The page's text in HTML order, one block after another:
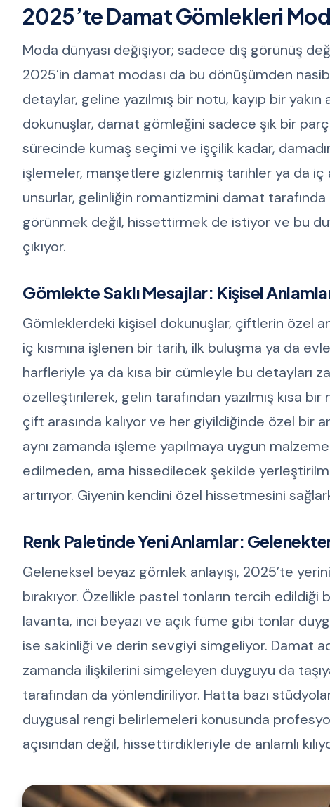
2025’te Damat Gömlekleri
Moda dünyası değişiyor; sadece dış görünüş
2025’in damat modası da bu dönüşümden
detaylar, geline yazılmış bir notu, kayıp bir yakın
dokunuşlar, damat gömleğini sadece şık bir
sürecinde kumaş seçimi ve işçilik kadar,
işlemeler, manşetlere gizlenmiş tarihler ya da
unsurlar, gelinliğin romantizmini damat
görünmek değil, hissettirmek de istiyor ve bu
çıkıyor.
Gömlekte Saklı Mesajlar: Kişisel Anlamlar
Gömleklerdeki kişisel dokunuşlar, çiftlerin özel
iç kısmına işlenen bir tarih, ilk buluşma ya da
harfleriyle ya da kısa bir cümleyle bu detayları
özelleştirilerek, gelin tarafından yazılmış kısa
çift arasında kalıyor ve her giyildiğinde özel bir
aynı zamanda işleme yapılmaya uygun
edilmeden, ama hissedilecek şekilde
artırıyor. Giyenin kendini özel hissetmesini
Renk Paletinde Yeni Anlamlar:
Geleneksel beyaz gömlek anlayışı, 2025’te
bırakıyor. Özellikle pastel tonların tercih edildiği
lavanta, inci beyazı ve açık füme gibi tonlar
ise sakinliği ve derin sevgiyi simgeliyor. Damat
zamanda ilişkilerini simgeleyen duyguyu da
tarafından da yönlendiriliyor. Hatta bazı
duygusal rengi belirlemeleri konusunda
açısından değil, hissettirdikleriyle de anlamlı